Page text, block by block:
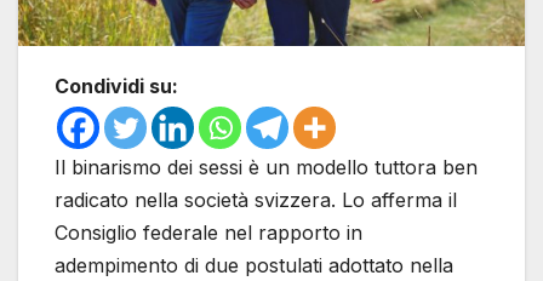
Condividi su:
Il binarismo dei sessi è un modello tuttora ben
radicato nella società svizzera. Lo afferma il
Consiglio federale nel rapporto in
adempimento di due postulati adottato nella